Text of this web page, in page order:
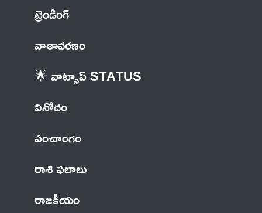
ట్రెండింగ్
వాతావరణం
🌟 వాట్సాప్ STATUS
వినోదం
పంచాంగం
రాశి ఫలాలు
రాజకీయం